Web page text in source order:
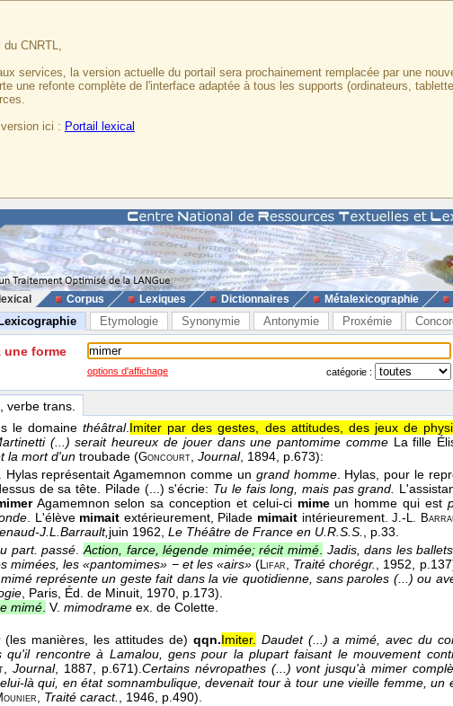
CNRTL,
services, la version actuelle du portail sera prochainement remplacée par une
une refonte complète de l'interface adaptée à tous les supports (ordinateurs,
ici : Portail lexical
Corpus Lexiques Dictionnaires Métalexicographie
Lexicographie Etymologie Synonymie Antonymie Proxémie
une forme
options d'affichage catégorie :
, verbe trans.
le domainethéâtral.Imiter par des gestes, des attitudes, des jeux de
(...) serait heureux de jouer dans une pantomime commeLa fille
la mort d'un troubade (Goncourt, Journal, 1894, p.673):
Hylas représentait Agamemnon comme un grand homme. Hylas, pour le
de sa tête. Pilade (...) s'écrie: Tu le fais long, mais pas grand.
Agamemnon selon sa conception et celui-ci mimeun homme qui est
. L'élève mimait extérieurement, Pilade mimaitintérieurement.J.- L.
J.L.Barrault,juin 1962, Le Théâtre de France en U.R.S.S., p.33.
part. passé. Action, farce, légende mimée; récit mimé. Jadis, dans les
mimées, les «pantomimes» − et les «airs»(Lifar, Traité chorégr., 1952,
représente un geste fait dans la vie quotidienne, sans paroles (...) ou
, Paris, Éd. de Minuit, 1970, p.173).
mimé. V. mimodrame ex. de Colette.
(les manières, les attitudes de) qqn.Imiter. Daudet (...) a mimé, avec du
qu'il rencontre à Lamalou, gens pour la plupart faisant le mouvement
, Journal, 1887, p.671).Certains névropathes (...) vont jusqu'à mimer
là qui, en état somnambulique, devenait tour à tour une vieille femme, un
, Traité caract., 1946, p.490).